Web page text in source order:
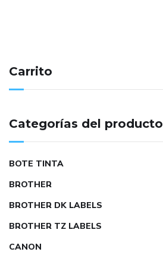
Carrito
Categorías del producto
BOTE TINTA
BROTHER
BROTHER DK LABELS
BROTHER TZ LABELS
CANON